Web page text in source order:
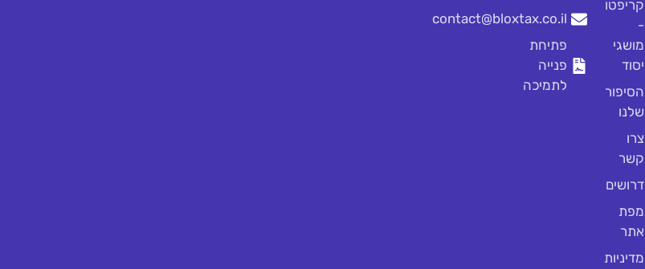
קריפטו
-
מושגי
יסוד
הסיפור
שלנו
צרו
קשר
דרושים
מפת
אתר
מדיניות
contact@bloxtax.co.il
פתיחת
פנייה
לתמיכה